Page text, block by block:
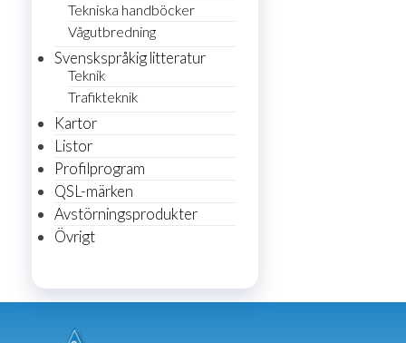
Tekniska handböcker
Vågutbredning
Svenskspråkig litteratur
Teknik
Trafikteknik
Kartor
Listor
Profilprogram
QSL-märken
Avstörningsprodukter
Övrigt